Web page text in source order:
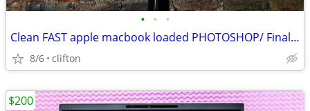
• • •
Clean FAST apple macbook loaded PHOTOSHOP/ Final cut pro/ LOGIC/office
8/6 clifton
$200